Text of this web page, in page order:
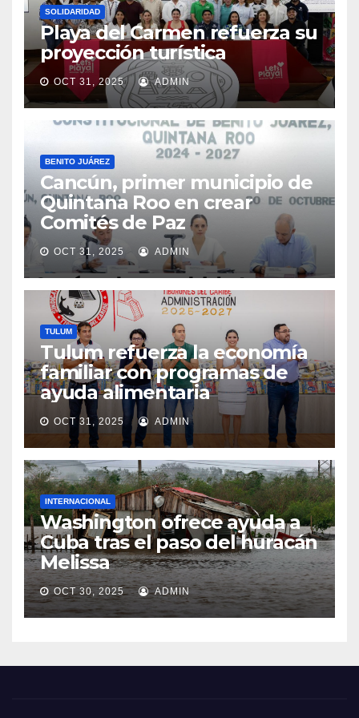
SOLIDARIDAD
Playa del Carmen refuerza su
proyección turística
OCT 31, 2025 ADMIN
BENITO JUÁREZ
Cancún, primer municipio de
Quintana Roo en crear
Comités de Paz
OCT 31, 2025 ADMIN
TULUM
Tulum refuerza la economía
familiar con programas de
ayuda alimentaria
OCT 31, 2025 ADMIN
INTERNACIONAL
Washington ofrece ayuda a
Cuba tras el paso del huracán
Melissa
OCT 30, 2025 ADMIN